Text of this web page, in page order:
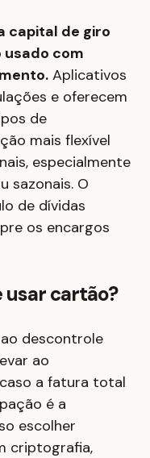
capital de giro
usado com
Aplicativos
e oferecem
de
mais flexível
especialmente
sazonais. O
de dívidas
os encargos
usar cartão?
descontrole
ao
a fatura total
é a
escolher
criptografia,